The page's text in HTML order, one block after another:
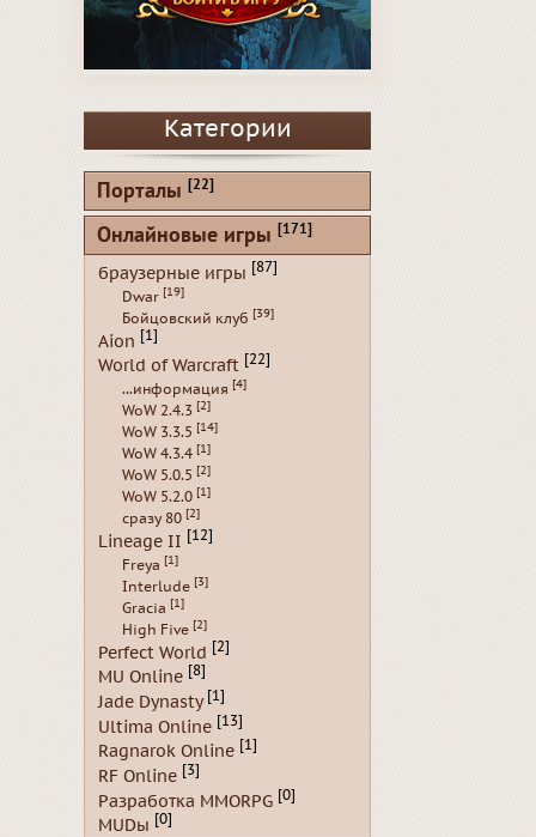
Категории
Порталы [22]
Онлайновые игры [171]
браузерные игры [87]
Dwar [19]
Бойцовский клуб [39]
Aion [1]
World of Warcraft [22]
...информация [4]
WoW 2.4.3 [2]
WoW 3.3.5 [14]
WoW 4.3.4 [1]
WoW 5.0.5 [2]
WoW 5.2.0 [1]
сразу 80 [2]
Lineage II [12]
Freya [1]
Interlude [3]
Gracia [1]
High Five [2]
Perfect World [2]
MU Online [8]
Jade Dynasty [1]
Ultima Online [13]
Ragnarok Online [1]
RF Online [3]
Разработка MMORPG [0]
MUDы [0]